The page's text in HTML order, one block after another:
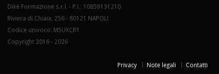
Dike Formazione s.r.l. - P.I.: 10859131210
Riviera di Chiaia, 256 - 80121 NAPOLI
Codice univoco: M5UXCR1
Copyright 2016 - 2026
Privacy Note legali Contatti